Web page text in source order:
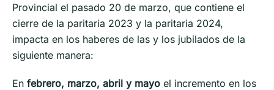
Provincial el pasado 20 de marzo, que contiene el
cierre de la paritaria 2023 y la paritaria 2024,
impacta en los haberes de las y los jubilados de la
siguiente manera:
En febrero, marzo, abril y mayo el incremento en los